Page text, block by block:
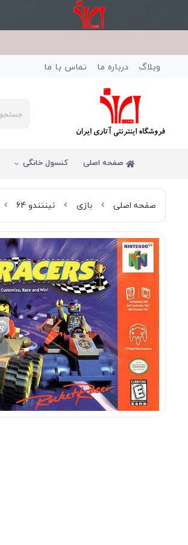
وبلاگ
درباره ما تماس با ما
صفحه اصلی کنسول خانگی
صفحه اصلی بازی نینتندو 64